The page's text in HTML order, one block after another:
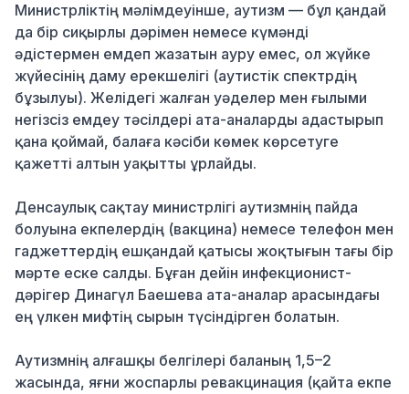
Министрліктің мәлімдеуінше, аутизм — бұл қандай
да бір сиқырлы дәрімен немесе күмәнді
әдістермен емдеп жазатын ауру емес, ол жүйке
жүйесінің даму ерекшелігі (аутистік спектрдің
бұзылуы). Желідегі жалған уәделер мен ғылыми
негізсіз емдеу тәсілдері ата-аналарды адастырып
қана қоймай, балаға кәсіби көмек көрсетуге
қажетті алтын уақытты ұрлайды.
Денсаулық сақтау министрлігі аутизмнің пайда
болуына екпелердің (вакцина) немесе телефон мен
гаджеттердің ешқандай қатысы жоқтығын тағы бір
мәрте еске салды. Бұған дейін инфекционист-
дәрігер Динагүл Баешева ата-аналар арасындағы
ең үлкен мифтің сырын түсіндірген болатын.
Аутизмнің алғашқы белгілері баланың 1,5–2
жасында, яғни жоспарлы ревакцинация (қайта екпе